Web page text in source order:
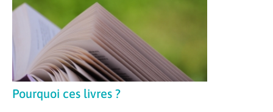
Pourquoi ces livres ?